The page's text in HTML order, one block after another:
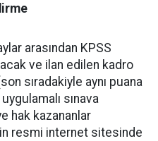
arasından KPSS
ve ilan edilen kadro
sıradakiyle aynı puana
sınava
hak kazananlar
resmi internet sitesinde